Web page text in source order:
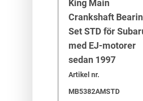
King Main
Crankshaft
Set STD för
med EJ-motorer
sedan 1997
Artikel nr.
MB5382AMSTD